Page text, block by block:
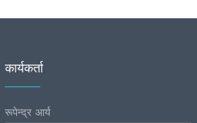
कार्यकर्ता
रूपेन्द्र आर्य